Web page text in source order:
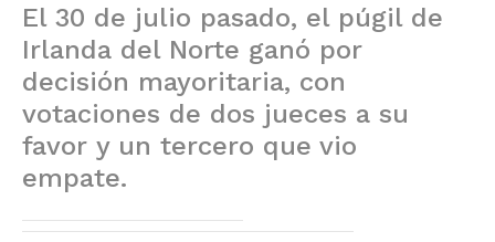
El 30 de julio pasado, el púgil de
Irlanda del Norte ganó por
decisión mayoritaria, con
votaciones de dos jueces a su
favor y un tercero que vio
empate.